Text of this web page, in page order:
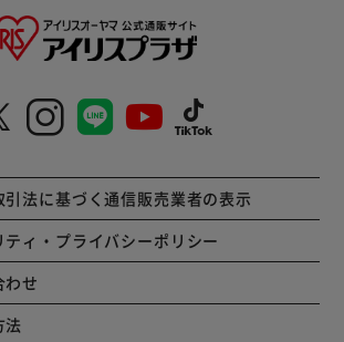
引法に基づく通信販売業者の表示
ティ・プライバシーポリシー
わせ
法